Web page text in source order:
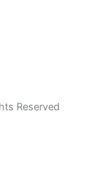
Reserved